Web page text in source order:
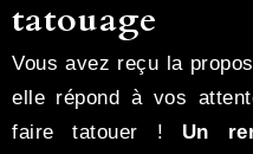
tatouage
Vous avez reçu la
elle répond à vos
faire tatouer ! Un